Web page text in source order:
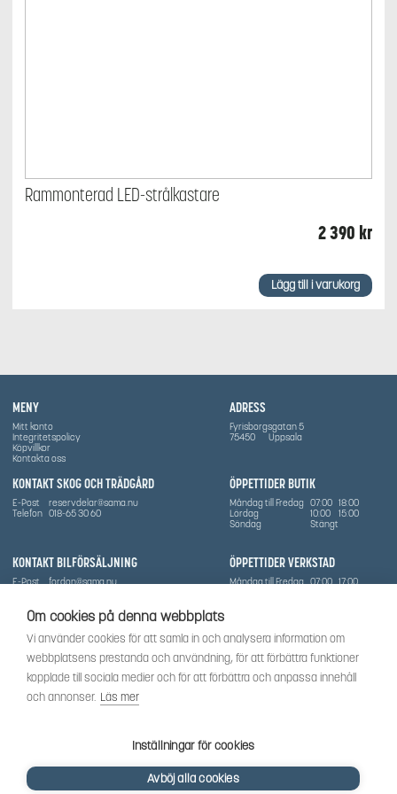
Om cookies på denna webbplats
Vi använder cookies för att samla in och analysera information om
webbplatsens prestanda och användning, för att förbättra funktioner
kopplade till sociala medier och för att förbättra och anpassa innehåll
och annonser. Läs mer
Inställningar för cookies
Avböj alla cookies
Rammonterad LED-strålkastare
2 390 kr
Lägg till i varukorg
MENY
Mitt konto
Integritetspolicy
Köpvillkor
Kontakta oss
ÖPPETTIDER BUTIK
Måndag till Fredag 07:00 18:00
Lördag
10:00
15:00
Söndag
Stängt
ÖPPETTIDER VERKSTAD
Måndag till Fredag 07:00 17:00
ADRESS
Fyrisborgsgatan 5
75450
Uppsala
KONTAKT SKOG OCH TRÄDGÅRD
E-Post
reservdelar@sama.nu
Telefon 018-65 30 60
KONTAKT BILFÖRSÄLJNING
E-Post
fordon@sama.nu
Vi har sedan 1970-talet levererat skog-och trädgårdsprodukter till Uppsala med omnejd. Vi
har idag även ett brett utbud av dessa produkter samt BRP:s produktsortiment, gällande
Can-Am, Sea-Doo.
Vi är certifierad serviceverkstad.
SOCIALT